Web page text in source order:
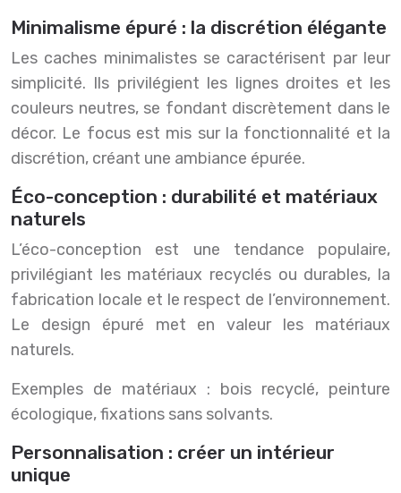
Minimalisme épuré : la discrétion élégante
Les caches minimalistes se caractérisent par leur
simplicité. Ils privilégient les lignes droites et les
couleurs neutres, se fondant discrètement dans le
décor. Le focus est mis sur la fonctionnalité et la
discrétion, créant une ambiance épurée.
Éco-conception : durabilité et matériaux
naturels
L’éco-conception est une tendance populaire,
privilégiant les matériaux recyclés ou durables, la
fabrication locale et le respect de l’environnement.
Le design épuré met en valeur les matériaux
naturels.
Exemples de matériaux : bois recyclé, peinture
écologique, fixations sans solvants.
Personnalisation : créer un intérieur
unique